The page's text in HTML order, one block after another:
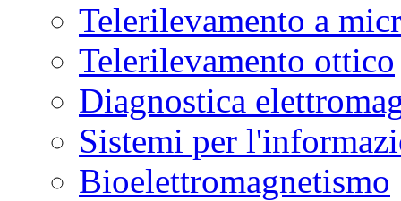
Telerilevamento a
Telerilevamento ottico
Diagnostica
Sistemi per
Bioelettromagnetismo